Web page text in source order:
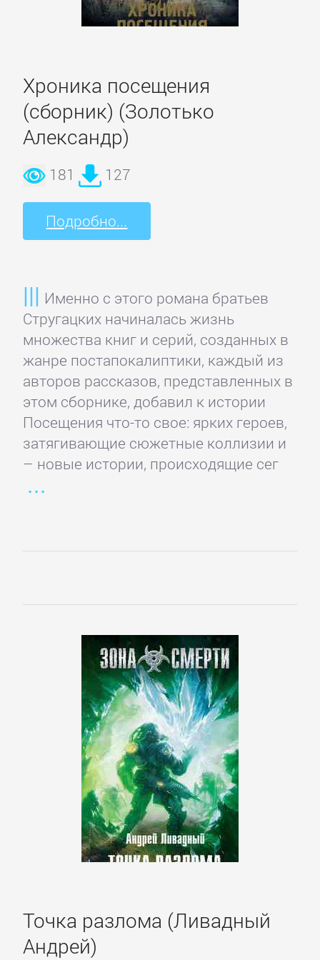
Хроника посещения
(сборник) (Золотько
Александр)
181 127
Подробно...
Именно с этого романа братьев
Стругацких начиналась жизнь
множества книг и серий, созданных в
жанре постапокалиптики, каждый из
авторов рассказов, представленных в
этом сборнике, добавил к истории
Посещения что-то свое: ярких героев,
затягивающие сюжетные коллизии и
– новые истории, происходящие сег
Точка разлома (Ливадный
Андрей)
персонала
Ценные
бумаги,
инвестиции
Экономика
БОЕВИКИ
фантастика
Боевики:
Прочее
Криминальные
боевики
Триллеры
Иронические
Исторические
детективы
Классические
детективы
детектив
детективы